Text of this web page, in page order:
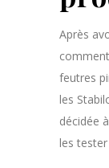
Après
feutres
les
décidée
les tester